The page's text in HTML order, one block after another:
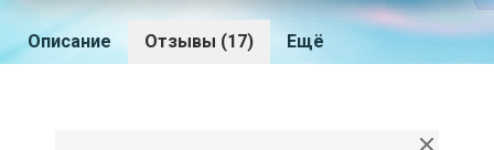
Описание Отзывы (17) Ещё